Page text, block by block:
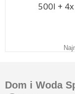
500l +
Dom i Woda